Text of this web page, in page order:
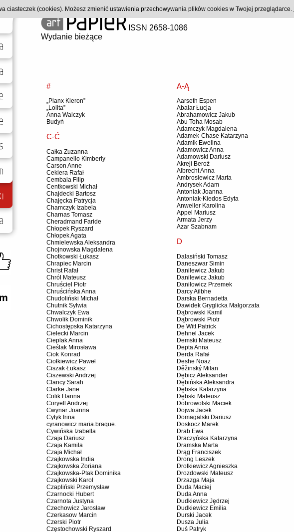
ISSN 2658-1086
Wydanie bieżące
#
„Planx Kleron”
„Lolita”
Anna Walczyk
Budyń
C-Ć
Całka Zuzanna
Campanello Kimberly
Carson Anne
Cekiera Rafał
Cembala Filip
Centkowski Michał
Chajdecki Bartosz
Chajęcka Patrycja
Chamczyk Izabela
Charnas Tomasz
Cheradmand Faride
Chłopek Ryszard
Chłopek Agata
Chmielewska Aleksandra
Chojnowska Magdalena
Chotkowski Łukasz
Chrapiec Marcin
Christ Rafał
Chról Mateusz
Chruściel Piotr
Chruścińska Anna
Chudoliński Michał
Chutnik Sylwia
Chwalczyk Ewa
Chwolik Dominik
Cichostępska Katarzyna
Cielecki Marcin
Cieplak Anna
Cieślak Mirosława
Ciok Konrad
Ciołkiewicz Paweł
Ciszak Łukasz
Ciszewski Andrzej
Clancy Sarah
Clarke Jane
Colik Hanna
Coryell Andrzej
Cwynar Joanna
Cyłyk Irina
cyranowicz maria.braque.
Cywińska Izabella
Czaja Dariusz
Czaja Kamila
Czaja Michał
Czajkowska India
Czajkowska Zoriana
Czajkowska-Ptak Dominika
Czajkowski Karol
Czapliński Przemysław
Czarnocki Hubert
Czarnota Justyna
Czechowicz Jarosław
Czerkasow Marcin
Czerski Piotr
Częstochowski Ryszard
A-Ą
Aarseth Espen
Abalar Łucja
Abrahamowicz Jakub
Abu Toha Mosab
Adamczyk Magdalena
Adamek-Chase Katarzyna
Adamik Ewelina
Adamowicz Anna
Adamowski Dariusz
Akreji Beroż
Albrecht Anna
Ambrosiewicz Marta
Andrysek Adam
Antoniak Joanna
Antoniak-Kiedos Edyta
Anweiler Karolina
Appel Mariusz
Armata Jerzy
Azar Szabnam
D
Dalasiński Tomasz
Daneszwar Simin
Danilewicz Jakub
Danilewicz Jakub
Daniłowicz Przemek
Darcy Ailbhe
Darska Bernadetta
Dawidek Gryglicka Małgorzata
Dąbrowski Kamil
Dąbrowski Piotr
De Witt Patrick
Dehnel Jacek
Demski Mateusz
Depta Anna
Derda Rafał
Deshe Noaz
Děžinský Milan
Dębicz Aleksander
Dębińska Aleksandra
Dębska Katarzyna
Dębski Mateusz
Dobrowolski Maciek
Dojwa Jacek
Domagalski Dariusz
Doskocz Marek
Drab Ewa
Draczyńska Katarzyna
Dramska Marta
Drąg Franciszek
Drong Leszek
Drotkiewicz Agnieszka
Drozdowski Mateusz
Drzazga Maja
Duda Maciej
Duda Anna
Dudkiewicz Jędrzej
Dudkiewicz Emilia
Durski Jacek
Dusza Julia
Duś Patryk
ciasteczek (cookies). Możesz zmienić ustawienia przechowywania plików cookies w Twojej przeglądarce.